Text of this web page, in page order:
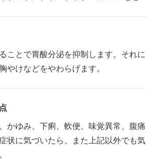
ことで胃酸分泌を抑制します。それ
やけなどをやわらげます。
かゆみ、下痢、軟便、味覚異常、腹
状に気づいたら、また上記以外でも